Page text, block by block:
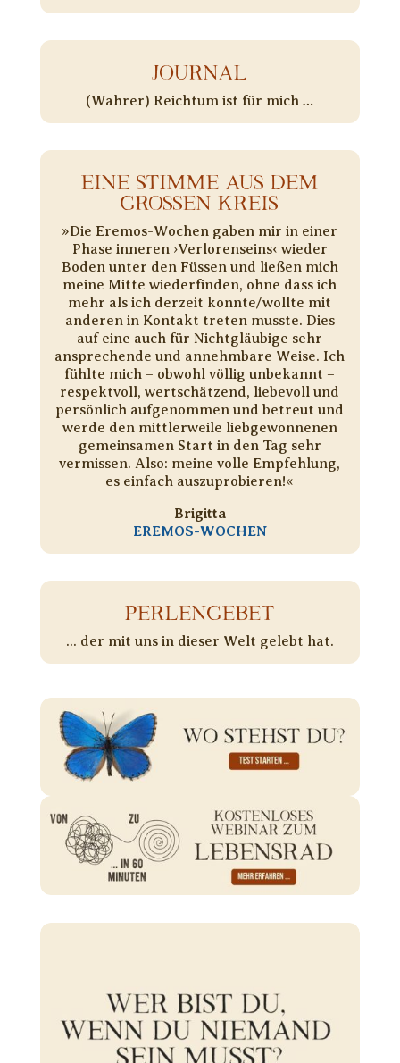
JOURNAL
(Wahrer) Reichtum ist für mich …
EINE STIMME AUS DEM
GROSSEN KREIS
»Die Eremos-Wochen gaben mir in einer
Phase inneren ›Verlorenseins‹ wieder
Boden unter den Füssen und ließen mich
meine Mitte wiederfinden, ohne dass ich
mehr als ich derzeit konnte/wollte mit
anderen in Kontakt treten musste. Dies
auf eine auch für Nichtgläubige sehr
ansprechende und annehmbare Weise. Ich
fühlte mich – obwohl völlig unbekannt –
respektvoll, wertschätzend, liebevoll und
persönlich aufgenommen und betreut und
werde den mittlerweile liebgewonnenen
gemeinsamen Start in den Tag sehr
vermissen. Also: meine volle Empfehlung,
es einfach auszuprobieren!«
Brigitta
EREMOS-WOCHEN
PERLENGEBET
... der mit uns in dieser Welt gelebt hat.